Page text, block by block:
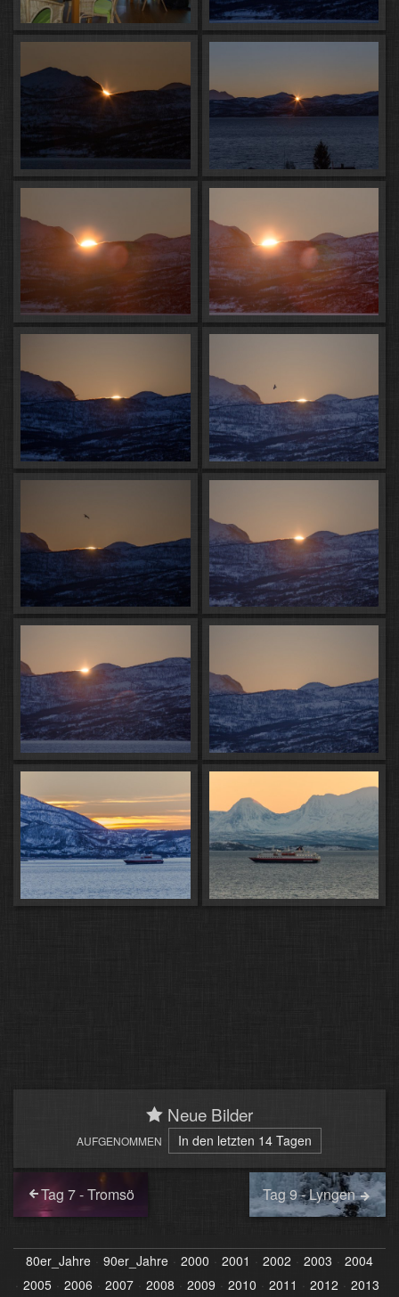
Neue Bilder
AUFGENOMMEN In den letzten 14 Tagen
Tag 7 - Tromsö Tag 9 - Lyngen
80er_Jahre 90er_Jahre 2000 2001 2002 2003
2004
2005
2006 2007 2008 2009 2010 2011 2012 2013